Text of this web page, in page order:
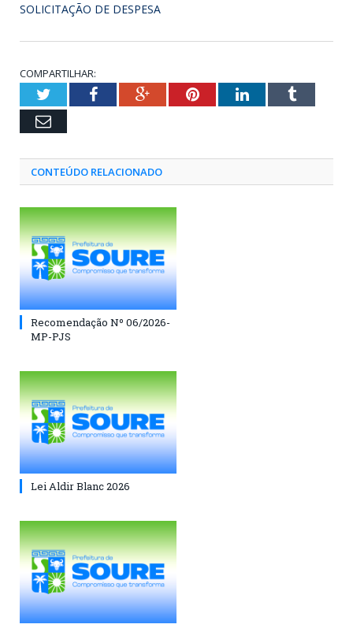
SOLICITAÇÃO DE DESPESA
COMPARTILHAR:
TwitterFacebookGoogle+PinterestLinkedInTumblr
Email
CONTEÚDO RELACIONADO
Recomendação Nº 06/2026-
MP-PJS
Lei Aldir Blanc 2026